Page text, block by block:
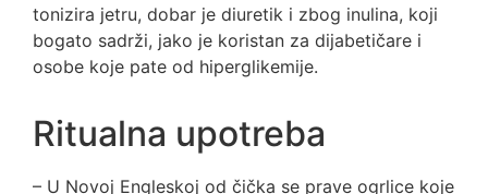
tonizira jetru, dobar je diuretik i zbog inulina, koji
bogato sadrži, jako je koristan za dijabetičare i
osobe koje pate od hiperglikemije.
Ritualna upotreba
– U Novoj Engleskoj od čička se prave ogrlice koje